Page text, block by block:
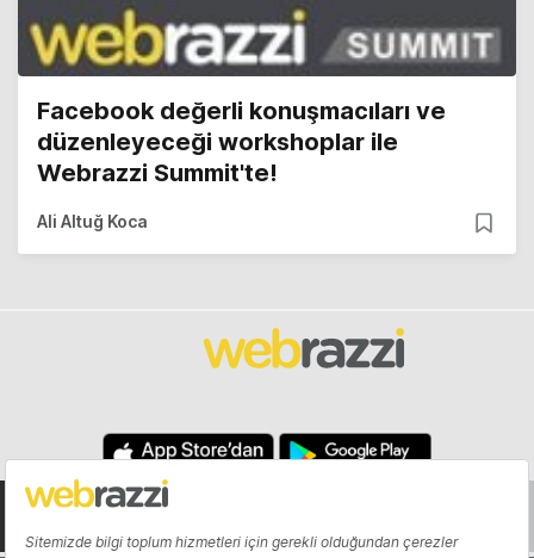
Facebook değerli konuşmacıları ve
düzenleyeceği workshoplar ile
Webrazzi Summit'te!
Ali Altuğ Koca